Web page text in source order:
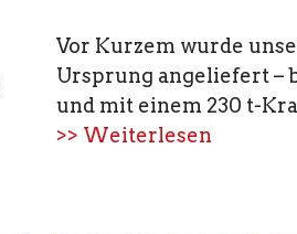
Vor Kurzem wurde
Ursprung angeliefert –
und mit einem 230 t-
>> Weiterlesen